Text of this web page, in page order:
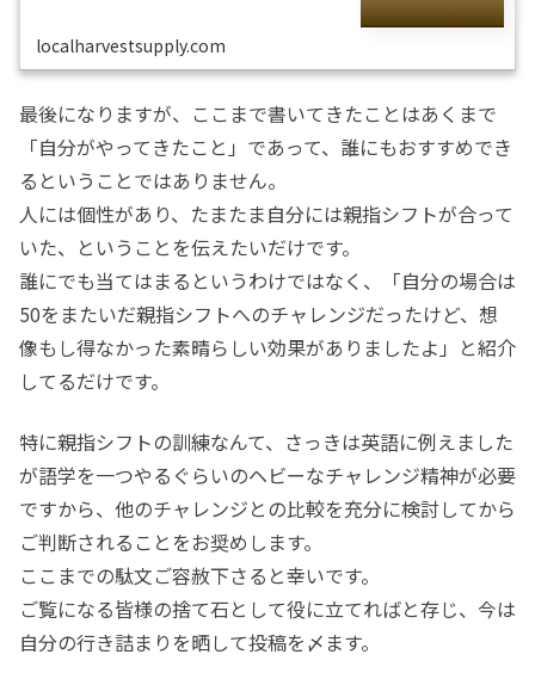
localharvestsupply.com
最後になりますが、ここまで書いてきたことはあくまで
「自分がやってきたこと」であって、誰にもおすすめでき
るということではありません。
人には個性があり、たまたま自分には親指シフトが合って
いた、ということを伝えたいだけです。
誰にでも当てはまるというわけではなく、「自分の場合は
50をまたいだ親指シフトへのチャレンジだったけど、想
像もし得なかった素晴らしい効果がありましたよ」と紹介
してるだけです。
特に親指シフトの訓練なんて、さっきは英語に例えました
が語学を一つやるぐらいのヘビーなチャレンジ精神が必要
ですから、他のチャレンジとの比較を充分に検討してから
ご判断されることをお奨めします。
ここまでの駄文ご容赦下さると幸いです。
ご覧になる皆様の捨て石として役に立てればと存じ、今は
自分の行き詰まりを晒して投稿を〆ます。